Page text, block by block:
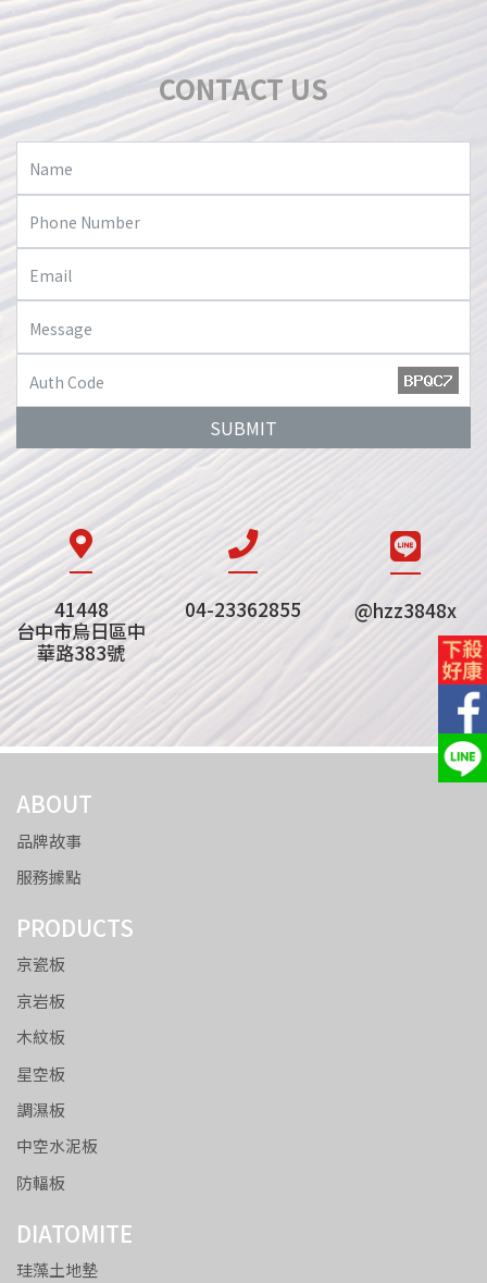
CONTACT US
SUBMIT
41448
台中市烏日區中
華路383號
04-23362855 @hzz3848x
ABOUT
品牌故事
服務據點
PRODUCTS
京瓷板
京岩板
木紋板
星空板
調濕板
中空水泥板
防輻板
DIATOMITE
珪藻土地墊